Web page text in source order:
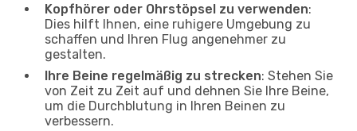
Kopfhörer oder Ohrstöpsel zu verwenden:
Dies hilft Ihnen, eine ruhigere Umgebung zu
schaffen und Ihren Flug angenehmer zu
gestalten.
Ihre Beine regelmäßig zu strecken: Stehen Sie
von Zeit zu Zeit auf und dehnen Sie Ihre Beine,
um die Durchblutung in Ihren Beinen zu
verbessern.